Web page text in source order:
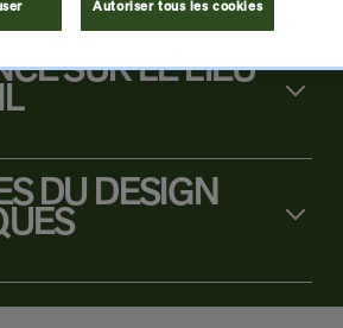
SUR LE LIEU
DU DESIGN
Autoriser tous les cookies